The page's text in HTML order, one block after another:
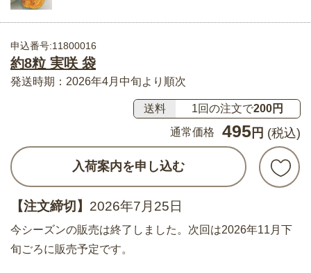
申込番号:11800016
約8粒 実咲 袋
発送時期：2026年4月中旬より順次
送料 1回の注文で200円
通常価格
495 円 (税込)
入荷案内を申し込む
【注文締切】 2026年7月25日
今シーズンの販売は終了しました。次回は2026年11月下
旬ごろに販売予定です。